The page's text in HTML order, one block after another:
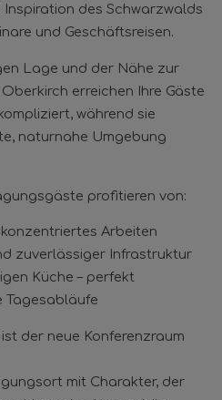
Inspiration des Schwarzwalds
und Geschäftsreisen.
Lage und der Nähe zur
erreichen Ihre Gäste
während sie
naturnahe Umgebung
profitieren von:
Arbeiten
zuverlässiger Infrastruktur
Küche – perfekt
Tagesabläufe
der neue Konferenzraum
mit Charakter, der